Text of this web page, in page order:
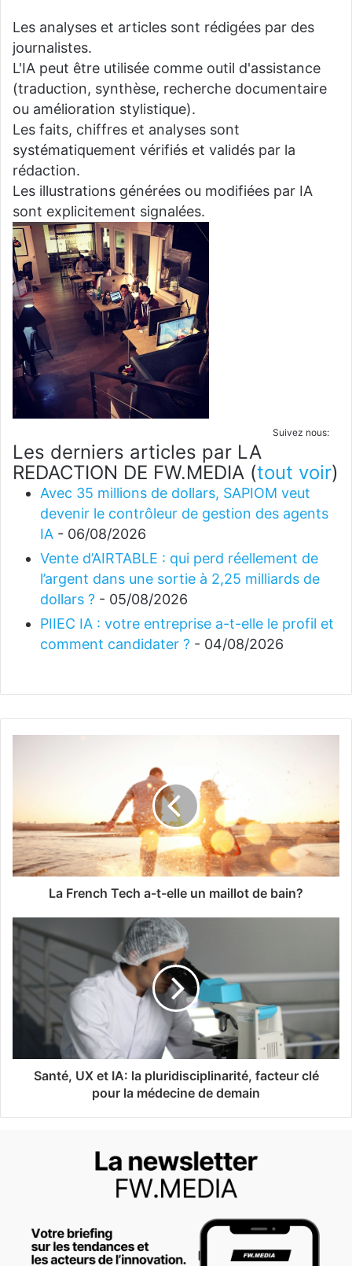
Les analyses et articles sont rédigées par des
journalistes.
L'IA peut être utilisée comme outil d'assistance
(traduction, synthèse, recherche documentaire
ou amélioration stylistique).
Les faits, chiffres et analyses sont
systématiquement vérifiés et validés par la
rédaction.
Les illustrations générées ou modifiées par IA
sont explicitement signalées.
Suivez nous:
Les derniers articles par LA
REDACTION DE FW.MEDIA (tout voir)
Avec 35 millions de dollars, SAPIOM veut
devenir le contrôleur de gestion des agents
IA - 06/08/2026
Vente d’AIRTABLE : qui perd réellement de
l’argent dans une sortie à 2,25 milliards de
dollars ? - 05/08/2026
PIIEC IA : votre entreprise a-t-elle le profil et
comment candidater ? - 04/08/2026
La French Tech a-t-elle un maillot de bain?
Santé, UX et IA: la pluridisciplinarité, facteur clé
pour la médecine de demain